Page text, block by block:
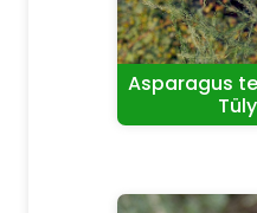
Asparagus